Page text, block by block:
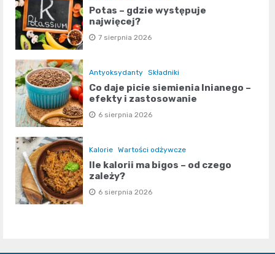
Potas – gdzie występuje
najwięcej?
7 sierpnia 2026
Antyoksydanty Składniki
Co daje picie siemienia lnianego –
efekty i zastosowanie
6 sierpnia 2026
Kalorie Wartości odżywcze
Ile kalorii ma bigos – od czego
zależy?
6 sierpnia 2026